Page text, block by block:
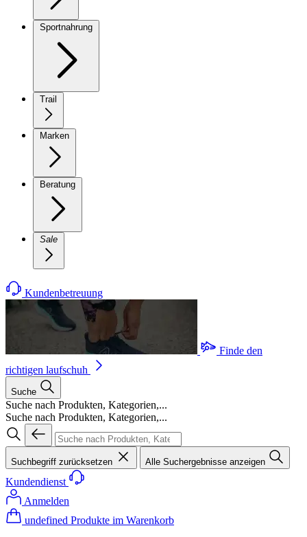
Sportnahrung
Trail
Marken
Beratung
Sale
Kundenbetreuung
Finde den
richtigen laufschuh
Suche
Suche nach Produkten, Kategorien,...
Suche nach Produkten, Kategorien,...
Suchbegriff zurücksetzen Alle Suchergebnisse anzeigen
Kundendienst
Anmelden
undefined Produkte im Warenkorb